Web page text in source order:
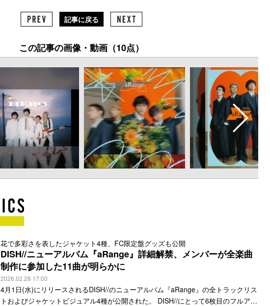
記事に戻る
この記事の画像・動画（10点）
花で多彩さを表したジャケット4種、FC限定盤グッズも公開
DISH//ニューアルバム『aRange』詳細解禁、メンバーが全楽曲
制作に参加した11曲が明らかに
2026.02.28 17:00
4月1日(水)にリリースされるDISH//のニューアルバム『aRange』の全トラックリス
トおよびジャケットビジュアル4種が公開された。 DISH//にとって6枚目のフルアル